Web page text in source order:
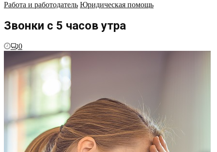
Работа и работодатель Юридическая помощь
Звонки с 5 часов утра
0